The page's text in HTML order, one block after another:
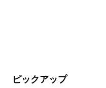
ピックアップ